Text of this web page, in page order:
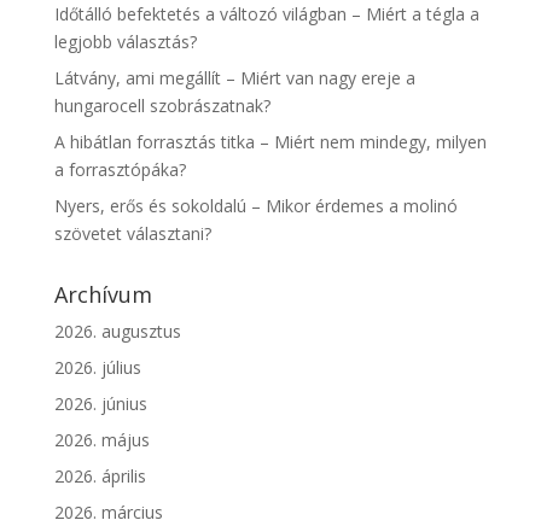
Időtálló befektetés a változó világban – Miért a tégla a
legjobb választás?
Látvány, ami megállít – Miért van nagy ereje a
hungarocell szobrászatnak?
A hibátlan forrasztás titka – Miért nem mindegy, milyen
a forrasztópáka?
Nyers, erős és sokoldalú – Mikor érdemes a molinó
szövetet választani?
Archívum
2026. augusztus
2026. július
2026. június
2026. május
2026. április
2026. március